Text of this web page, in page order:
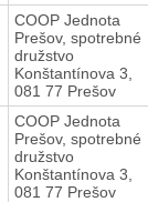
COOP Jednota
Prešov, spotrebné
družstvo
Konštantínova 3,
081 77 Prešov
COOP Jednota
Prešov, spotrebné
družstvo
Konštantínova 3,
081 77 Prešov